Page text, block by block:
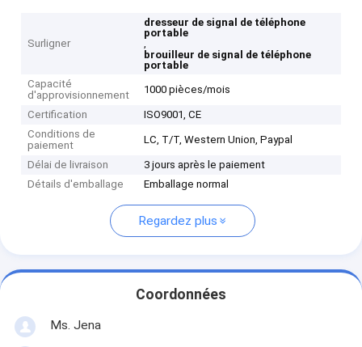
Surligner
dresseur de signal de téléphone
portable
,
brouilleur de signal de téléphone
portable
Capacité
d'approvisionnement
1000 pièces/mois
Certification
ISO9001, CE
Conditions de
paiement
LC, T/T, Western Union, Paypal
Délai de livraison
3 jours après le paiement
Détails d'emballage
Emballage normal
Regardez plus
Coordonnées
Ms. Jena